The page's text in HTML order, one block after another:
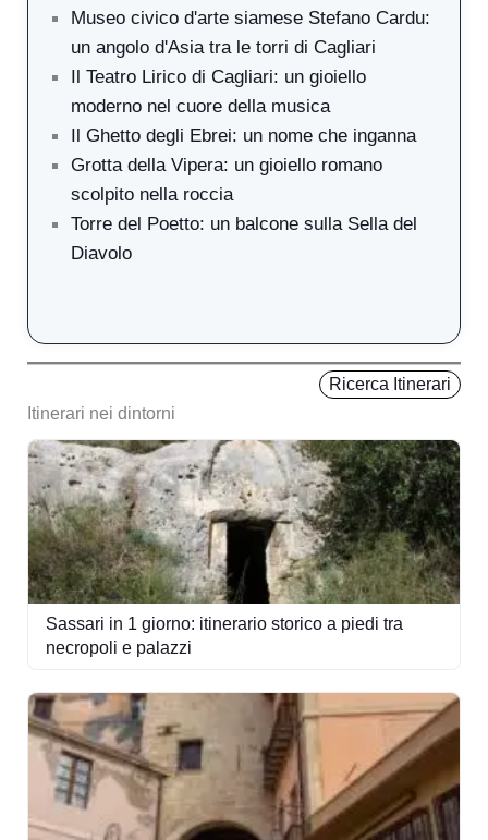
Museo civico d'arte siamese Stefano Cardu:
un angolo d'Asia tra le torri di Cagliari
Il Teatro Lirico di Cagliari: un gioiello
moderno nel cuore della musica
Il Ghetto degli Ebrei: un nome che inganna
Grotta della Vipera: un gioiello romano
scolpito nella roccia
Torre del Poetto: un balcone sulla Sella del
Diavolo
Itinerari nei dintorni
Ricerca Itinerari
Sassari in 1 giorno: itinerario storico a piedi tra
necropoli e palazzi